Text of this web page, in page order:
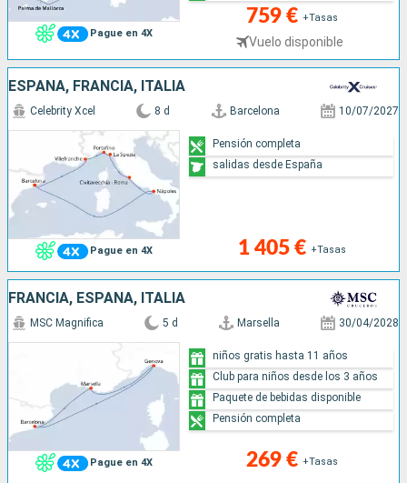
Pague en 4X
759 € +Tasas
Vuelo disponible
ESPAÑA, FRANCIA, ITALIA
Pague en 4X
Celebrity Xcel 8 d Barcelona 10/07/2027
1 405 € +Tasas
Pensión completa
salidas desde España
FRANCIA, ESPAÑA, ITALIA
Pague en 4X
MSC Magnifica 5 d Marsella 30/04/2028
269 € +Tasas
niños gratis hasta 11 años
Club para niños desde los 3 años
Paquete de bebidas disponible
Pensión completa